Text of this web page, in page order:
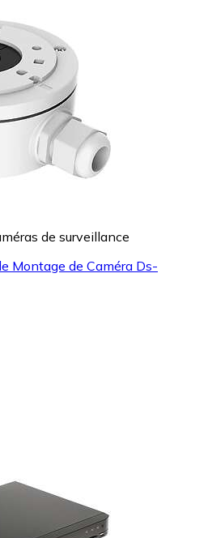
de surveillance
Montage de Caméra Ds-